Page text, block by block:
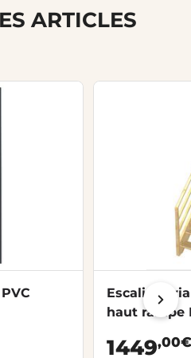
ARTICLES
Escalier
haut rampe
1449,00€